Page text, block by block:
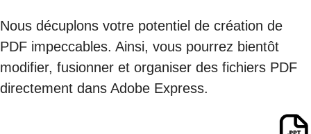
Nous décuplons votre potentiel de création de
PDF impeccables. Ainsi, vous pourrez bientôt
modifier, fusionner et organiser des fichiers PDF
directement dans Adobe Express.